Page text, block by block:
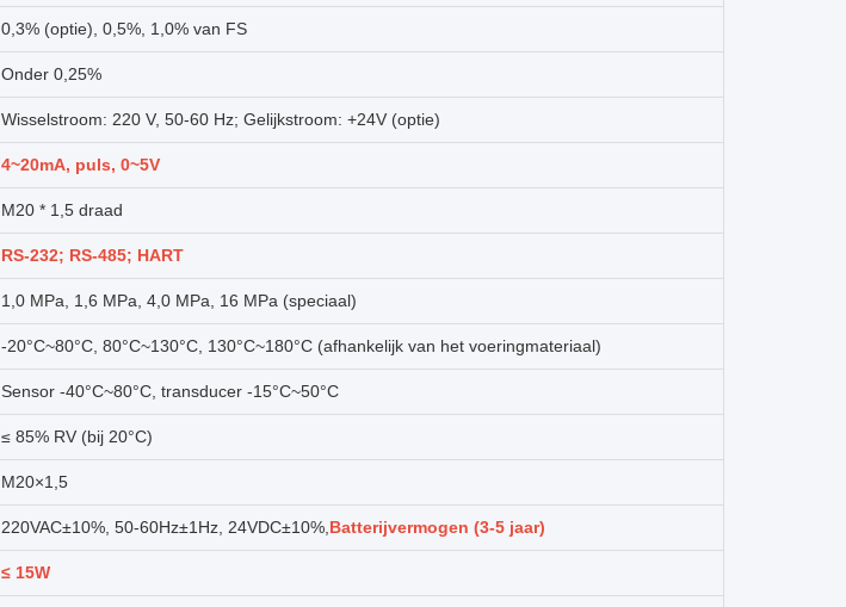
0,3% (optie), 0,5%, 1,0% van FS
Onder 0,25%
Wisselstroom: 220 V, 50-60 Hz; Gelijkstroom: +24V (optie)
4~20mA, puls, 0~5V
M20 * 1,5 draad
RS-232; RS-485; HART
1,0 MPa, 1,6 MPa, 4,0 MPa, 16 MPa (speciaal)
-20°C~80°C, 80°C~130°C, 130°C~180°C (afhankelijk van het voeringmateriaal)
Sensor -40°C~80°C, transducer -15°C~50°C
≤ 85% RV (bij 20°C)
M20×1,5
220VAC±10%, 50-60Hz±1Hz, 24VDC±10%, Batterijvermogen (3-5 jaar)
≤ 15W